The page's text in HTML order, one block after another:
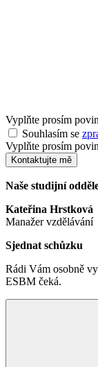
Vyplňte prosím
Souhlasím se
Vyplňte prosím
Kontaktujte mě
Naše studijní
Kateřina Hrstková
Manažer vzdělávání
Sjednat schůzku
Rádi Vám osobně
ESBM čeká.